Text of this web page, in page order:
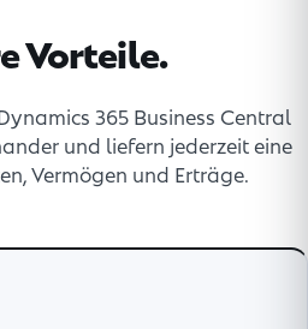
Vorteile.
365 Business Central
und liefern jederzeit eine
Vermögen und Erträge.